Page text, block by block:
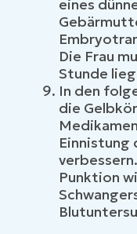
eines
Die Frau
Stunde
In den
die
Einnistung
Punktion